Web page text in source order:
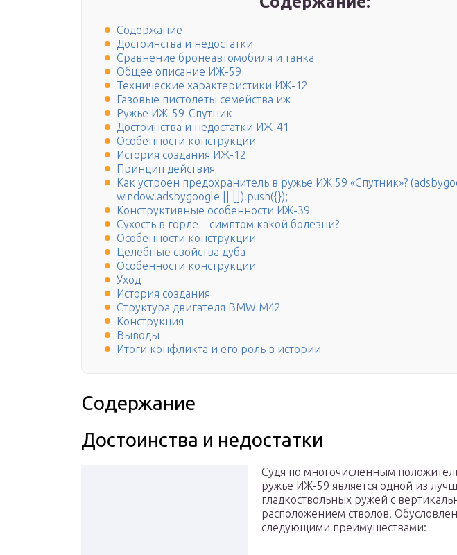
Содержание
Достоинства и недостатки
Сравнение бронеавтомобиля и танка
Общее описание ИЖ-59
Технические характеристики ИЖ-12
Газовые пистолеты семейства иж
Ружье ИЖ-59-Спутник
Достоинства и недостатки ИЖ-41
Особенности конструкции
История создания ИЖ-12
Принцип действия
Как устроен предохранитель в ружье ИЖ 59 «Спутник»?
window.adsbygoogle || []).push({});
Конструктивные особенности ИЖ-39
Сухость в горле – симптом какой болезни?
Особенности конструкции
Целебные свойства дуба
Особенности конструкции
Уход
История создания
Структура двигателя BMW M42
Конструкция
Выводы
Итоги конфликта и его роль в истории
Содержание
Достоинства и недостатки
Судя по многочисленным
ружье ИЖ-59 является одной из
гладкоствольных ружей с
расположением стволов.
следующими преимуществами: